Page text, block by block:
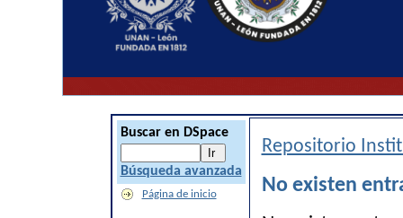
Buscar en DSpace
Búsqueda avanzada
Página de inicio
Repositorio
No existen